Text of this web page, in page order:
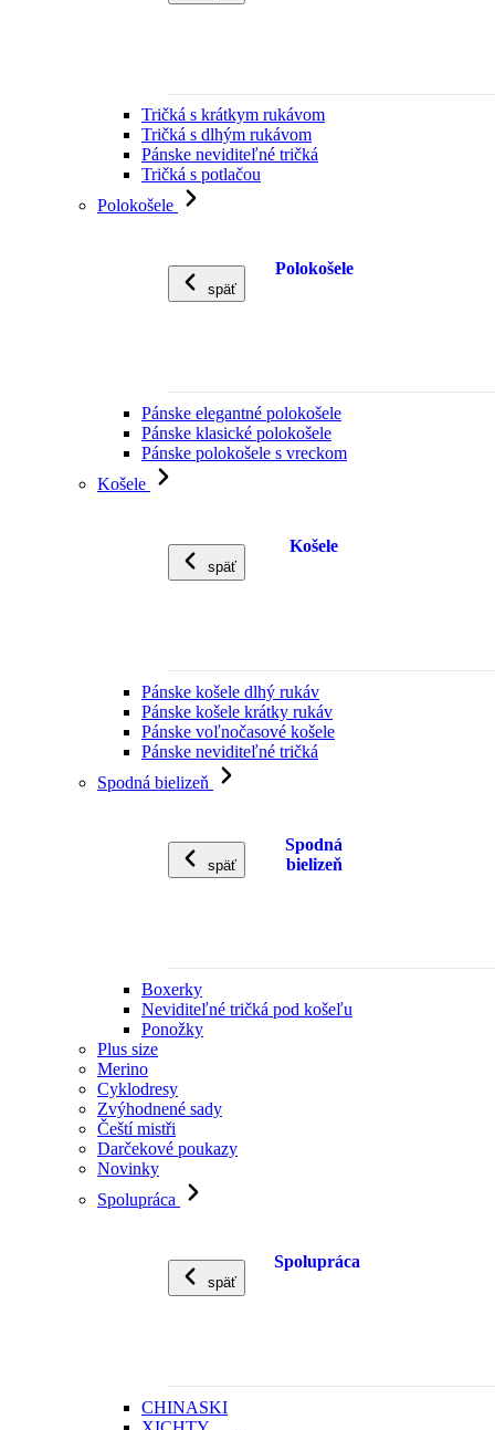
Tričká s krátkym rukávom
Tričká s dlhým rukávom
Pánske neviditeľné tričká
Tričká s potlačou
Polokošele
späť
Polokošele
Pánske elegantné polokošele
Pánske klasické polokošele
Pánske polokošele s vreckom
Košele
späť
Košele
Pánske košele dlhý rukáv
Pánske košele krátky rukáv
Pánske voľnočasové košele
Pánske neviditeľné tričká
Spodná bielizeň
späť
Spodná
bielizeň
Boxerky
Neviditeľné tričká pod košeľu
Ponožky
Plus size
Merino
Cyklodresy
Zvýhodnené sady
Čeští mistři
Darčekové poukazy
Novinky
Spolupráca
späť
Spolupráca
CHINASKI